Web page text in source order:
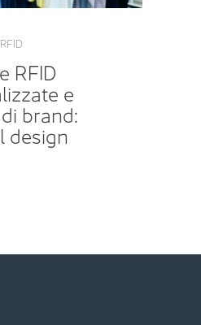
RFID
RFID
e
brand:
design